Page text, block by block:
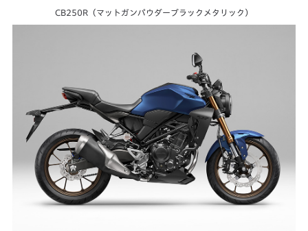
CB250R（マットガンパウダーブラックメタリック）